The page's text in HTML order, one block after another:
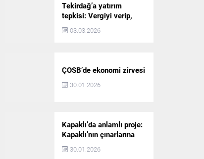
Tekirdağ’a yatırım
tepkisi: Vergiyi verip,
hizmet almayan bir iliz
03.03.2026
ÇOSB’de ekonomi zirvesi
30.01.2026
Kapaklı’da anlamlı proje:
Kapaklı’nın çınarlarına
dijital vefa köprüsü
30.01.2026